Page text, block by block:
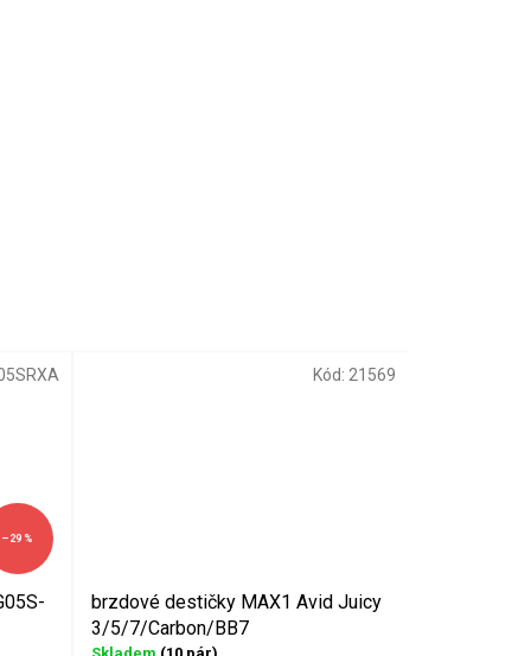
–29 %
brzdové destičky MAX1 Avid Juicy
3/5/7/Carbon/BB7
Kód: 21569